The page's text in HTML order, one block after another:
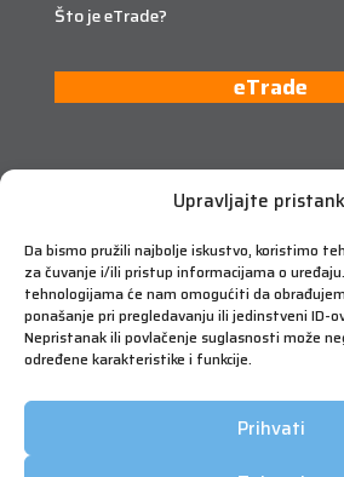
Upravljajte
Da bismo pružili najbolje iskustvo, koristimo
za čuvanje i/ili pristup informacijama o
tehnologijama će nam omogućiti da
ponašanje pri pregledavanju ili jedinstveni ID-
Nepristanak ili povlačenje suglasnosti može
određene karakteristike i funkcije.
Prihvati
Što je eTrade?
eTrade